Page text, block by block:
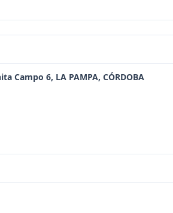
Campo 6, LA PAMPA, CÓRDOBA